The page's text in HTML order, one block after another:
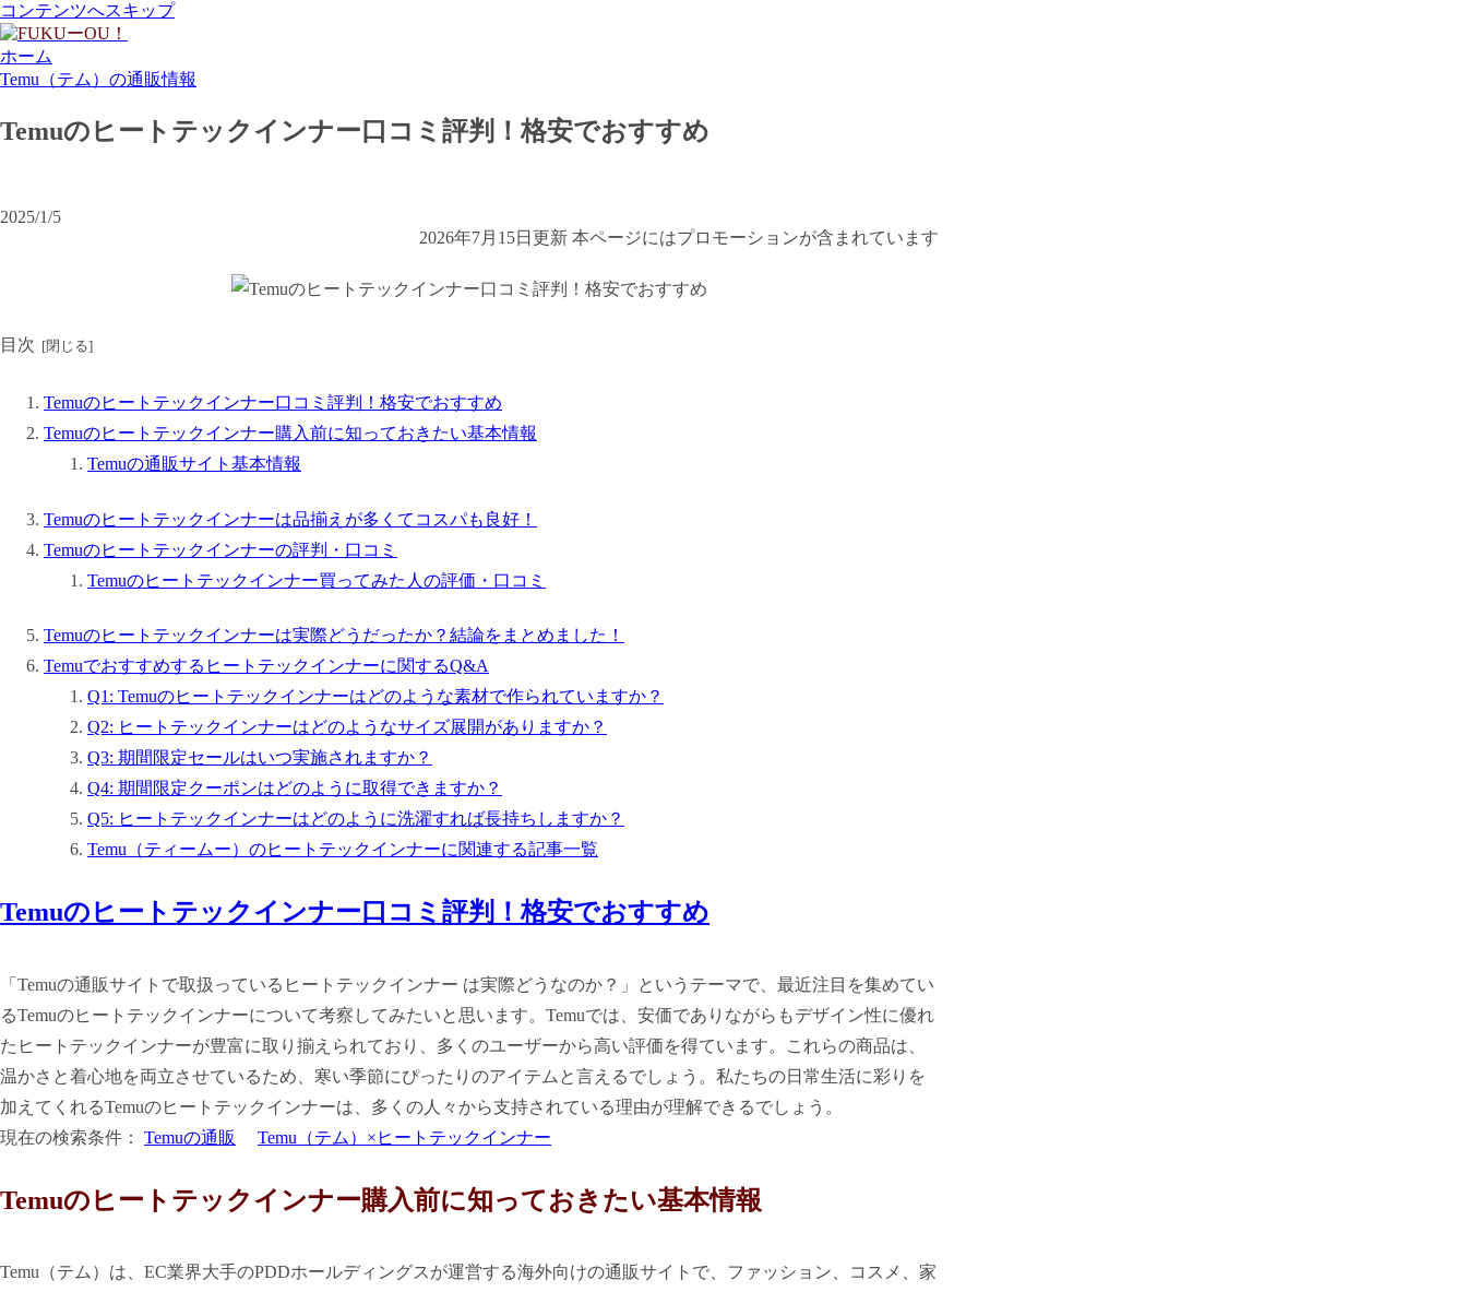
コンテンツへスキップ
ホーム
Temu（テム）の通販情報
Temuのヒートテックインナー口コミ評判！格安でおすすめ
2025/1/5
2026年7月15日更新 本ページにはプロモーションが含まれています
目次
Temuのヒートテックインナー口コミ評判！格安でおすすめ
Temuのヒートテックインナー購入前に知っておきたい基本情報
Temuの通販サイト基本情報
Temuのヒートテックインナーは品揃えが多くてコスパも良好！
Temuのヒートテックインナーの評判・口コミ
Temuのヒートテックインナー買ってみた人の評価・口コミ
Temuのヒートテックインナーは実際どうだったか？結論をまとめました！
Temuでおすすめするヒートテックインナーに関するQ&A
Q1: Temuのヒートテックインナーはどのような素材で作られていますか？
Q2: ヒートテックインナーはどのようなサイズ展開がありますか？
Q3: 期間限定セールはいつ実施されますか？
Q4: 期間限定クーポンはどのように取得できますか？
Q5: ヒートテックインナーはどのように洗濯すれば長持ちしますか？
Temu（ティームー）のヒートテックインナーに関連する記事一覧
Temuのヒートテックインナー口コミ評判！格安でおすすめ
「Temuの通販サイトで取扱っているヒートテックインナー は実際どうなのか？」というテーマで、最近注目を集めてい
るTemuのヒートテックインナーについて考察してみたいと思います。Temuでは、安価でありながらもデザイン性に優れ
たヒートテックインナーが豊富に取り揃えられており、多くのユーザーから高い評価を得ています。これらの商品は、
温かさと着心地を両立させているため、寒い季節にぴったりのアイテムと言えるでしょう。私たちの日常生活に彩りを
加えてくれるTemuのヒートテックインナーは、多くの人々から支持されている理由が理解できるでしょう。
現在の検索条件： Temuの通販 Temu（テム）×ヒートテックインナー
Temuのヒートテックインナー購入前に知っておきたい基本情報
Temu（テム）は、EC業界大手のPDDホールディングスが運営する海外向けの通販サイトで、ファッション、コスメ、家